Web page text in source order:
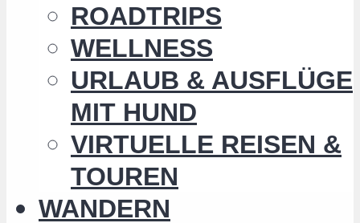
ROADTRIPS
WELLNESS
URLAUB & AUSFLÜGE
MIT HUND
VIRTUELLE REISEN &
TOUREN
WANDERN